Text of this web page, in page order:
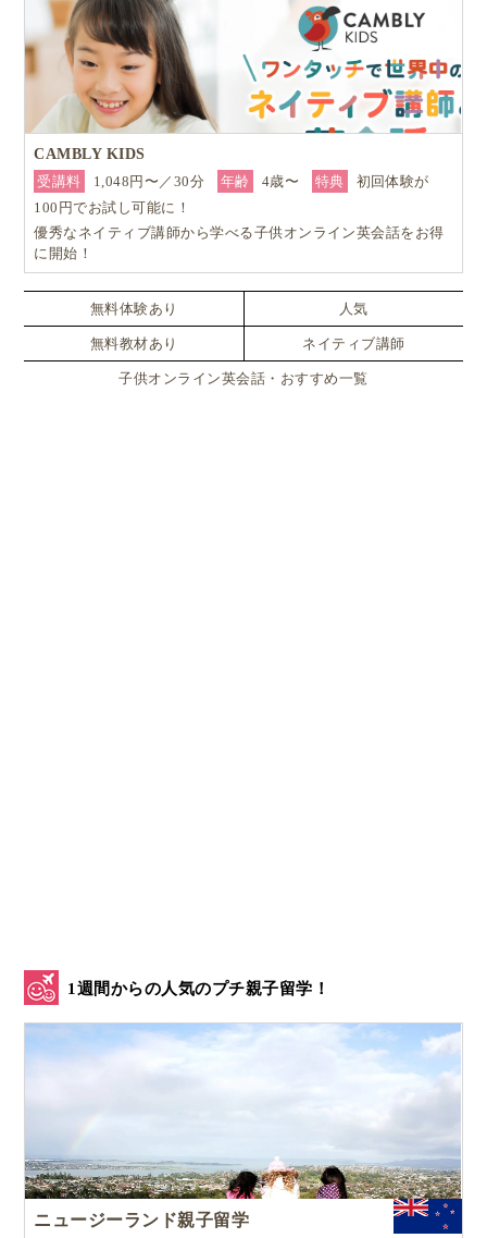
は皆さんも知るところかと思いますが、結論から申し
上げますと毎食バラエティーに富んだ食事を出して頂
き、満足でした
。
カレー風味のスープ
サーモンのリゾット
豆腐入りのラタトゥイユ
…などもあり、もはや国別に料理を区分するのがナン
センスに思えるほど、自由な食材の使い方でした。
また「炭水化物ダイエット」はかなり広まっているよ
うで先生のご家族はパンをほとんど召し上がらないと
CAMBLY KIDS
受講料
1,048円〜／30分 年齢 4歳〜 特典
初回体験が
100円でお試し可能に！
優秀なネイティブ講師から学べる子供オンライン英会話をお得
に開始！
無料体験あり 人気
無料教材あり ネイティブ講師
子供オンライン英会話・おすすめ一覧
1週間からの人気のプチ親子留学！
ニュージーランド親子留学